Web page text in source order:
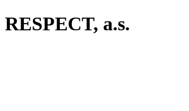
RESPECT, a.s.